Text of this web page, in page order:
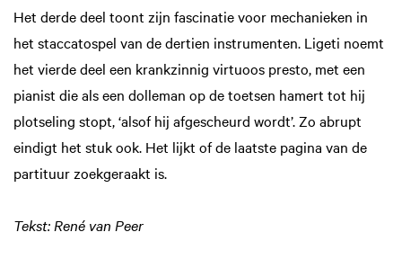
Het derde deel toont zijn fascinatie voor mechanieken in
het staccatospel van de dertien instrumenten. Ligeti noemt
het vierde deel een krankzinnig virtuoos presto, met een
pianist die als een dolleman op de toetsen hamert tot hij
plotseling stopt, ‘alsof hij afgescheurd wordt’. Zo abrupt
eindigt het stuk ook. Het lijkt of de laatste pagina van de
partituur zoekgeraakt is.
Tekst: René van Peer